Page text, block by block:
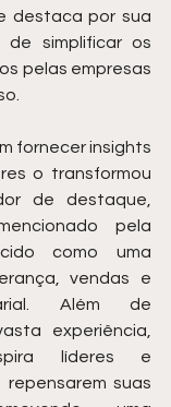
destaca por sua
de simplificar os
pelas empresas
fornecer insights
o transformou
de destaque,
pela
como uma
vendas e
Além de
experiência,
líderes e
suas